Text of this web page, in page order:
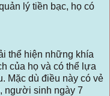
lý tiền bạc, họ có
thể hiện những khía
của họ và có thể lựa
Mặc dù điều này có vẻ
người sinh ngày 7